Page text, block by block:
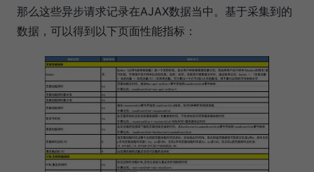
那么这些异步请求记录在AJAX数据当中。基于采集到的
数据，可以得到以下页面性能指标：